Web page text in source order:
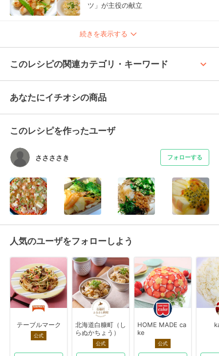
ツ」が主役の献立
続きを表示する
このレシピの関連カテゴリ・キーワード keyboard_arrow_up
あなたにイチオシの商品
このレシピを作ったユーザ
ささささき フォローする
人気のユーザをフォローしよう
テーブルマーク
公式
北海道白糠町（し
らぬかちょう）
公式
HOME MADE ca
ke
公式